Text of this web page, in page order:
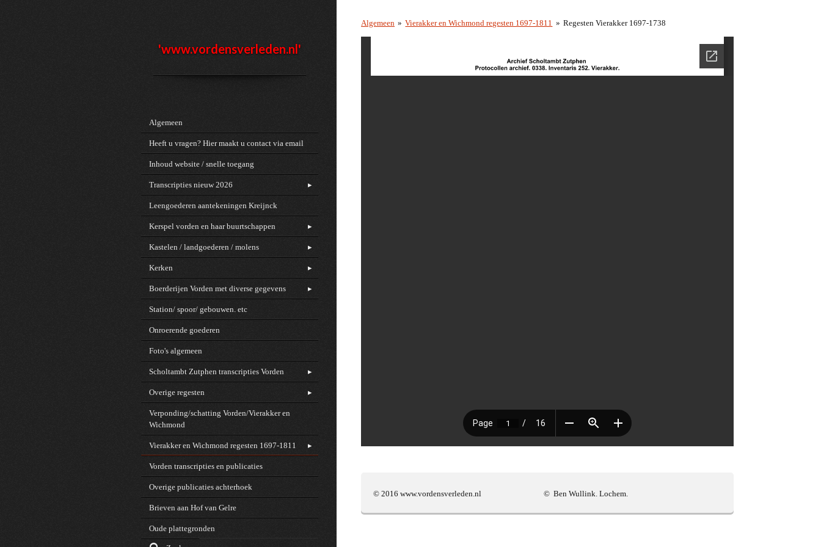
Algemeen » Vierakker en Wichmond regesten 1697-1811 » Regesten Vierakker 1697-1738
© 2016 www.vordensverleden.nl © Ben Wullink. Lochem.
'www.vordensverleden.nl'
Algemeen
Heeft u vragen? Hier maakt u contact via email
Inhoud website / snelle toegang
Transcripties nieuw 2026
Leengoederen aantekeningen Kreijnck
Kerspel vorden en haar buurtschappen
Kastelen / landgoederen / molens
Kerken
Boerderijen Vorden met diverse gegevens
Station/ spoor/ gebouwen. etc
Onroerende goederen
Foto's algemeen
Scholtambt Zutphen transcripties Vorden
Overige regesten
Verponding/schatting Vorden/Vierakker en
Wichmond
Vierakker en Wichmond regesten 1697-1811
Vorden transcripties en publicaties
Overige publicaties achterhoek
Brieven aan Hof van Gelre
Oude plattegronden